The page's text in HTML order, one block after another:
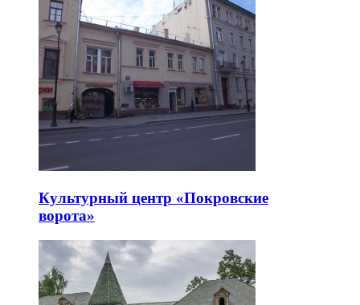
Культурный центр «Покровские
ворота»